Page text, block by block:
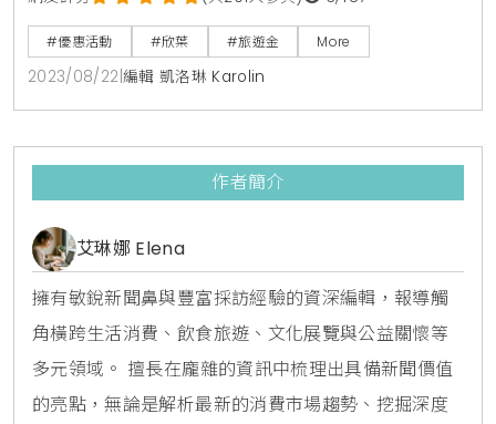
茶等並且加入欣葉會員，就有機會刮中Klook旅遊金，
分兩次抽出每次最高5,000元，等於最高送出萬元旅遊
金，可於Klook日本商品折抵使用，例如到現在最夯的
東京澀谷SKY觀景臺看日落，或是在大阪長居植物園
teamLab拍出世界美照，都能使用旅
#優惠活動 #欣葉 #旅遊金 More
2023/08/22 編輯 凱洛琳 Karolin
作者簡介
艾琳娜 Elena
擁有敏銳新聞鼻與豐富採訪經驗的資深編輯，報導觸
角橫跨生活消費、飲食旅遊、文化展覽與公益關懷等
多元領域。 擅長在龐雜的資訊中梳理出具備新聞價值
的亮點，無論是解析最新的消費市場趨勢、挖掘深度